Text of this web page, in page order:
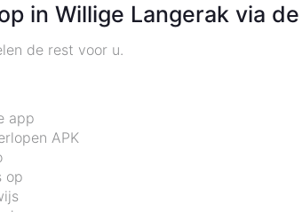
in Willige Langerak via
de rest voor u.
app
APK
op